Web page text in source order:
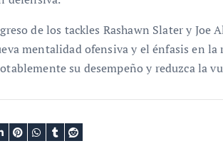
de los tackles Rashawn Slater y
mentalidad ofensiva y el énfasis en
su desempeño y reduzca la